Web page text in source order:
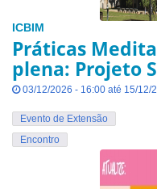
ICBIM
Práticas
plena: Projeto
03/12/2026 - 16:00 até 15/12/
Evento de Extensão
Encontro